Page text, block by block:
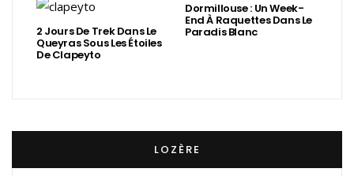
2 Jours De Trek Dans Le
Queyras Sous Les Étoiles
De Clapeyto
Dormillouse : Un Week-
End À Raquettes Dans Le
Paradis Blanc
LOZÈRE